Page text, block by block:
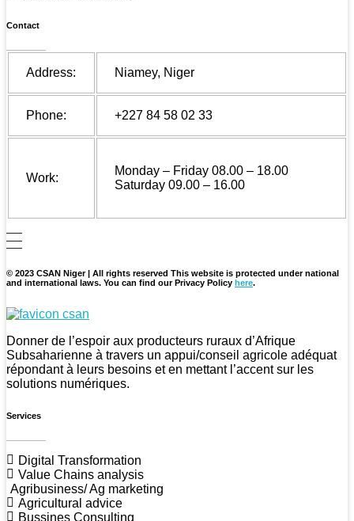
Contact
Address: Niamey, Niger
Phone: +227 84 58 02 33
Work:
Monday – Friday 08.00 – 18.00
Saturday 09.00 – 16.00
© 2023 CSAN Niger | All rights reserved This website is protected under national
and international laws. You can find our Privacy Policy here.
Donner de l’espoir aux producteurs ruraux d’Afrique
Subsaharienne à travers un appui/conseil agricole adéquat
répondant à leurs besoins et en mettant l’accent sur les
solutions numériques.
Services
Digital Transformation
Value Chains analysis
Agribusiness/ Ag marketing
Agricultural advice
Bussines Consulting